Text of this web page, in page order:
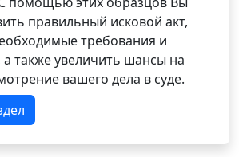
правильный исковой акт,
требования и
также увеличить шансы на
вашего дела в суде.